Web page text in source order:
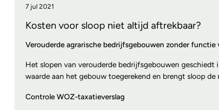
7 jul 2021
Kosten voor sloop niet altijd aftrekbaar?
Verouderde agrarische bedrijfsgebouwen zonder
Het slopen van verouderde bedrijfsgebouwen
waarde aan het gebouw toegerekend en brengt sloop
Controle WOZ-taxatieverslag